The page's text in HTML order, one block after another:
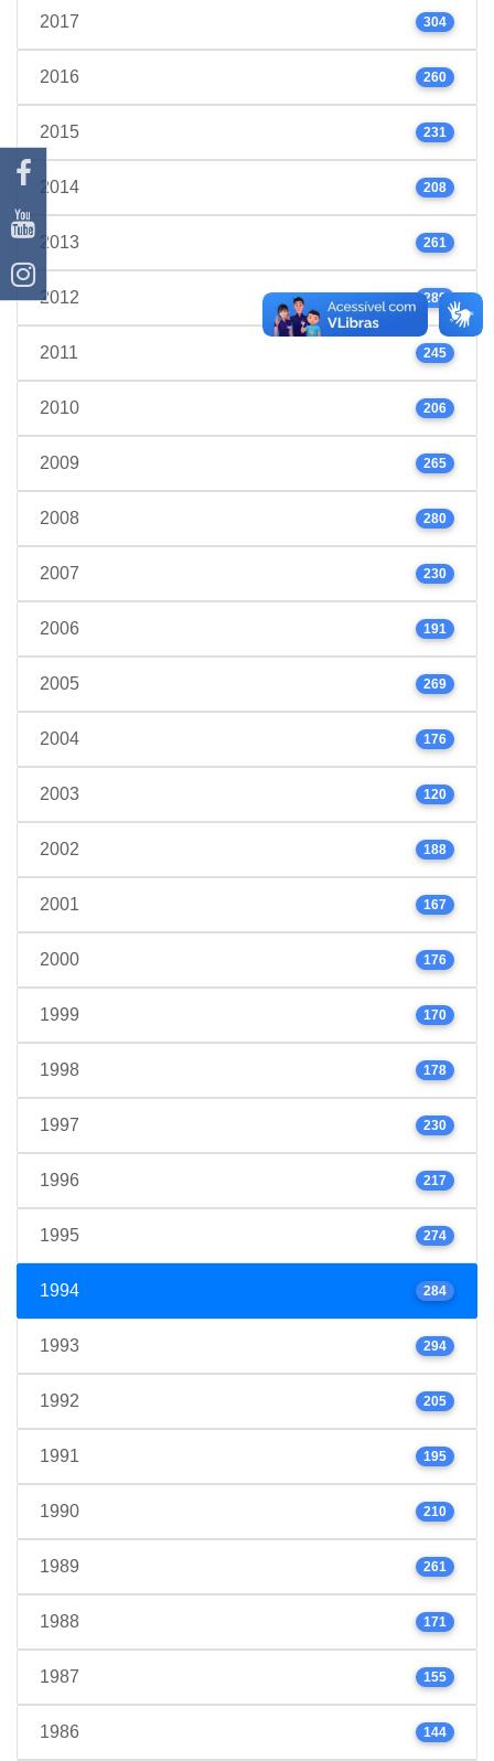
2017 304
2016 260
2015 231
2014 208
2013 261
2012 289
2011 245
2010 206
2009 265
2008 280
2007 230
2006 191
2005 269
2004 176
2003 120
2002 188
2001 167
2000 176
1999 170
1998 178
1997 230
1996 217
1995 274
1994 284
1993 294
1992 205
1991 195
1990 210
1989 261
1988 171
1987 155
1986 144